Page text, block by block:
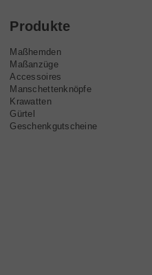
Produkte
Maßhemden
Maßanzüge
Accessoires
Manschettenknöpfe
Krawatten
Gürtel
Geschenkgutscheine